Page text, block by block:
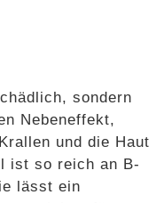
sondern
Nebeneffekt,
und die Haut
ist so reich an B-
lässt ein